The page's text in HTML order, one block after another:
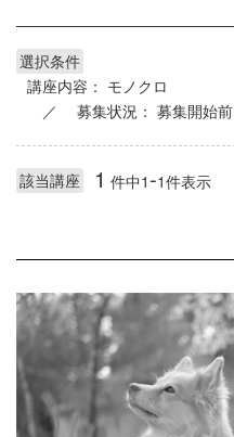
選択条件
講座内容： モノクロ
募集状況： 募集開始前
該当講座 1 件中1 -1件表示